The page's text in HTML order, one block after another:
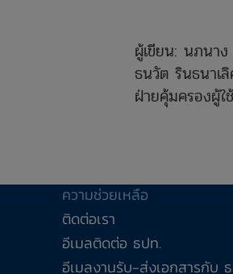
ผู้เขียน: นภนาง
ธนวัต รินธนาเ
ฝ่ายคุ้มครองผู้ใ
ความช่วยเหลือ
ติดต่อเรา
อีเมลติดต่อ ธปท.
อีเมลงานรับ-ส่งเอกสารกับ